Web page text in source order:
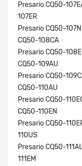
Presario CQ50-
107ER
Presario CQ50-
CQ50-108CA
Presario CQ50-
CQ50-109AU
Presario CQ50-
CQ50-110AU
Presario CQ50-
CQ50-110EN
Presario CQ50-
110US
Presario CQ50-
111EM